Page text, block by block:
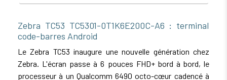
Zebra TC53 TC5301-0T1K6E200C-A6 : terminal
code-barres Android
Le Zebra TC53 inaugure une nouvelle génération chez
Zebra. L'écran passe à 6 pouces FHD+ bord à bord, le
processeur à un Qualcomm 6490 octo-cœur cadencé à